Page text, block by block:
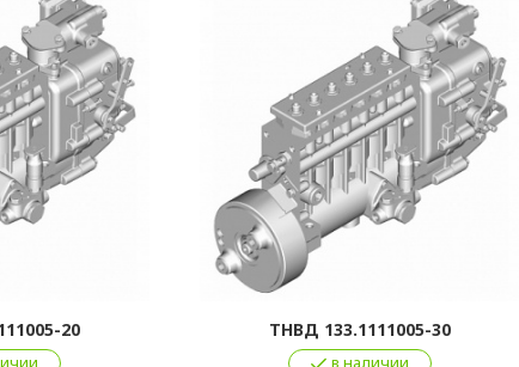
20 ТНВД 133.1111005-30
в наличии